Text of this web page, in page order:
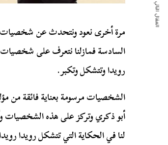
السادسة فمازلنا نتعرف على
رويدا وتتشكل وتكبر.
الشخصيات مرسومة بعناية فائقة من
أبو ذكري وتركز على هذه الشخصيات
لنا في الحكاية التي تتشكل رويدا
المقال التالي